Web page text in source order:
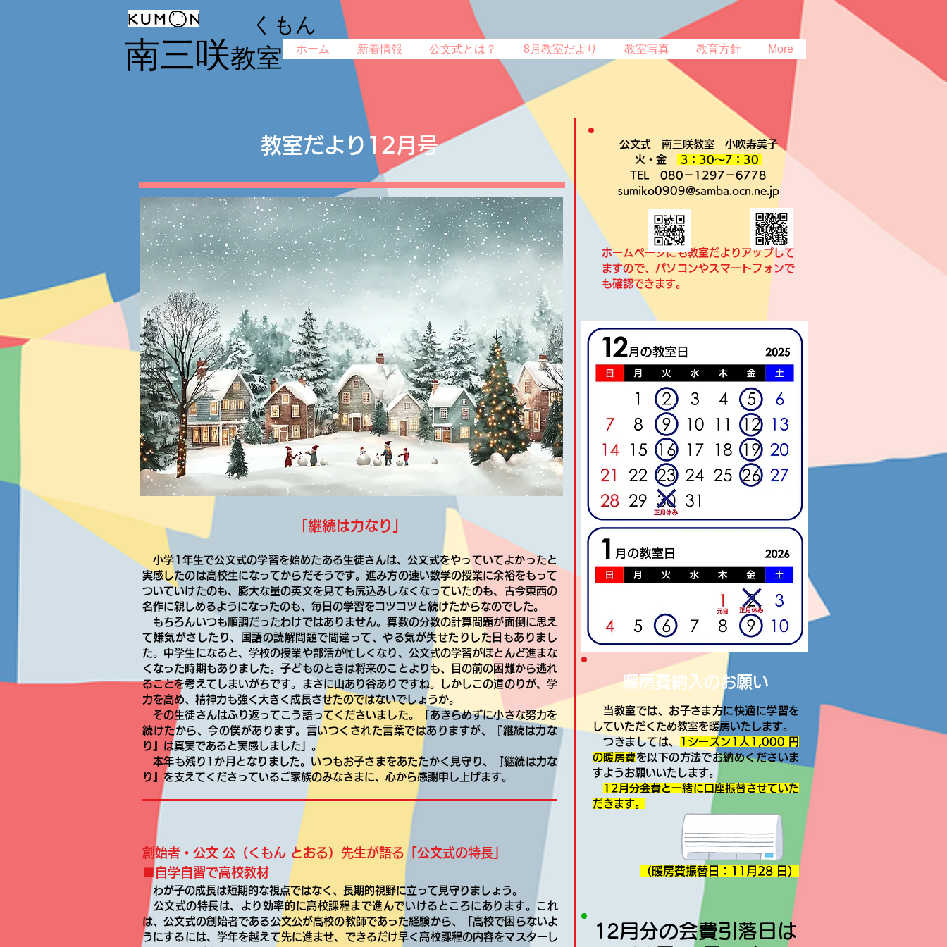
くもん
南三咲教室 ホーム 新着情報 公文式とは？ 8月教室だより 教室写真 教育方針 More
教室だより12月号
「継続は力なり」
小学1年生で公文式の学習を始めたある生徒さんは、公文式をやっていてよかったと
実感したのは高校生になってからだそうです。進み方の速い数学の授業に余裕をもって
ついていけたのも、膨大な量の英文を見ても尻込みしなくなっていたのも、古今東西の
名作に親しめるようになったのも、毎日の学習をコツコツと続けたからなのでした。
もちろんいつも順調だったわけではありません。算数の分数の計算問題が面倒に思え
て嫌気がさしたり、国語の読解問題で間違って、やる気が失せたりした日もありまし
た。中学生になると、学校の授業や部活が忙しくなり、公文式の学習がほとんど進まな
くなった時期もありました。子どものときは将来のことよりも、目の前の困難から逃れ
ることを考えてしまいがちです。まさに山あり谷ありですね。しかしこの道のりが、学
力を高め、精神力も強く大きく成長させたのではないでしょうか。
その生徒さんはふり返ってこう語ってくださいました。「あきらめずに小さな努力を
続けたから、今の僕があります。言いつくされた言葉ではありますが、『継続は力な
り』は真実であると実感しました」。
本年も残り1か月となりました。いつもお子さまをあたたかく見守り、『継続は力な
り』を支えてくださっているご家族のみなさまに、心から感謝申し上げます。
創始者・公文 公（くもん とおる）先生が語る「公文式の特長」
■自学自習で高校教材
わが子の成長は短期的な視点ではなく、長期的視野に立って見守りましょう。
公文式の特長は、より効率的に高校課程まで進んでいけるところにあります。これ
は、公文式の創始者である公文公が高校の教師であった経験から、「高校で困らないよ
うにするには、学年を越えて先に進ませ、できるだけ早く高校課程の内容をマスターし
公文式 南三咲教室 小吹寿美子
火・金
3：30～7：30
TEL 080－1297－6778
sumiko0909@samba.ocn.ne.jp
ホームページにも教室だよりアップして
ますので、パソコンやスマートフォンで
も確認できます。
暖房費納入のお願い
当教室では、お子さま方に快適に学習を
していただくため教室を暖房いたします。
つきましては、
1シーズン1人1,000 円
の暖房費を以下の方法でお納めくださいま
すようお願いいたします。
12月分会費と一緒に口座振替させていた
だきます。
（暖房費振替日：11月28 日）
12月分の会費引落日は